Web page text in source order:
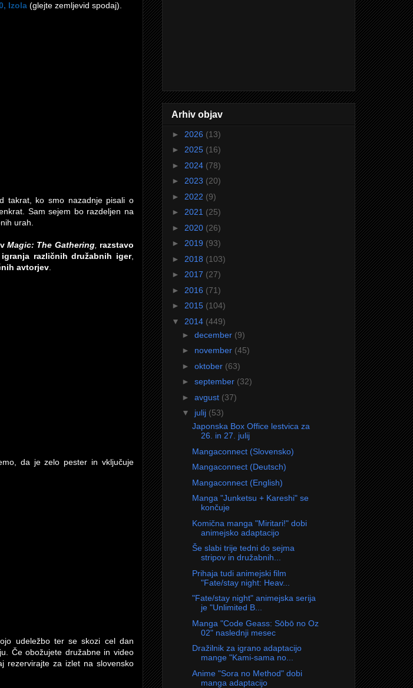
Izola (glejte zemljevid spodaj).
takrat, ko smo nazadnje pisali o
Sam sejem bo razdeljen na
urah.
vMagic: The Gathering, razstavo
igranja različnih družabnih iger,
avtorjev
da je zelo pester in vključuje
udeležbo ter se skozi cel dan
Če obožujete družabne in video
rezervirajte za izlet na slovensko
Arhiv objav
► 2026 (13)
► 2025 (16)
► 2024 (78)
► 2023 (20)
► 2022 (9)
► 2021 (25)
► 2020 (26)
► 2019 (93)
► 2018 (103)
► 2017 (27)
► 2016 (71)
► 2015 (104)
▼ 2014 (449)
► december (9)
► november (45)
► oktober (63)
► september (32)
► avgust (37)
▼ julij (53)
Japonska Box Office lestvica za
26. in 27. julij
Mangaconnect (Slovensko)
Mangaconnect (Deutsch)
Mangaconnect (English)
Manga "Junketsu + Kareshi" se
končuje
Komična manga "Miritari!" dobi
animejsko adaptacijo
Še slabi trije tedni do sejma
stripov in družabnih...
Prihaja tudi animejski film
"Fate/stay night: Heav...
"Fate/stay night" animejska serija
je "Unlimited B...
Manga "Code Geass: Sōbō no Oz
02" naslednji mesec
Dražilnik za igrano adaptacijo
mange "Kami-sama no...
Anime "Sora no Method" dobi
manga adaptacijo